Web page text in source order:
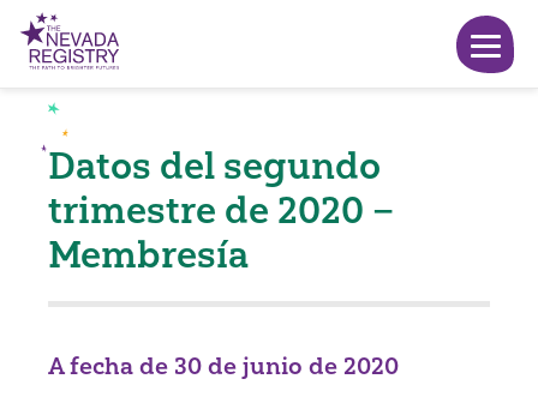
Datos del segundo
trimestre de 2020 –
Membresía
A fecha de 30 de junio de 2020